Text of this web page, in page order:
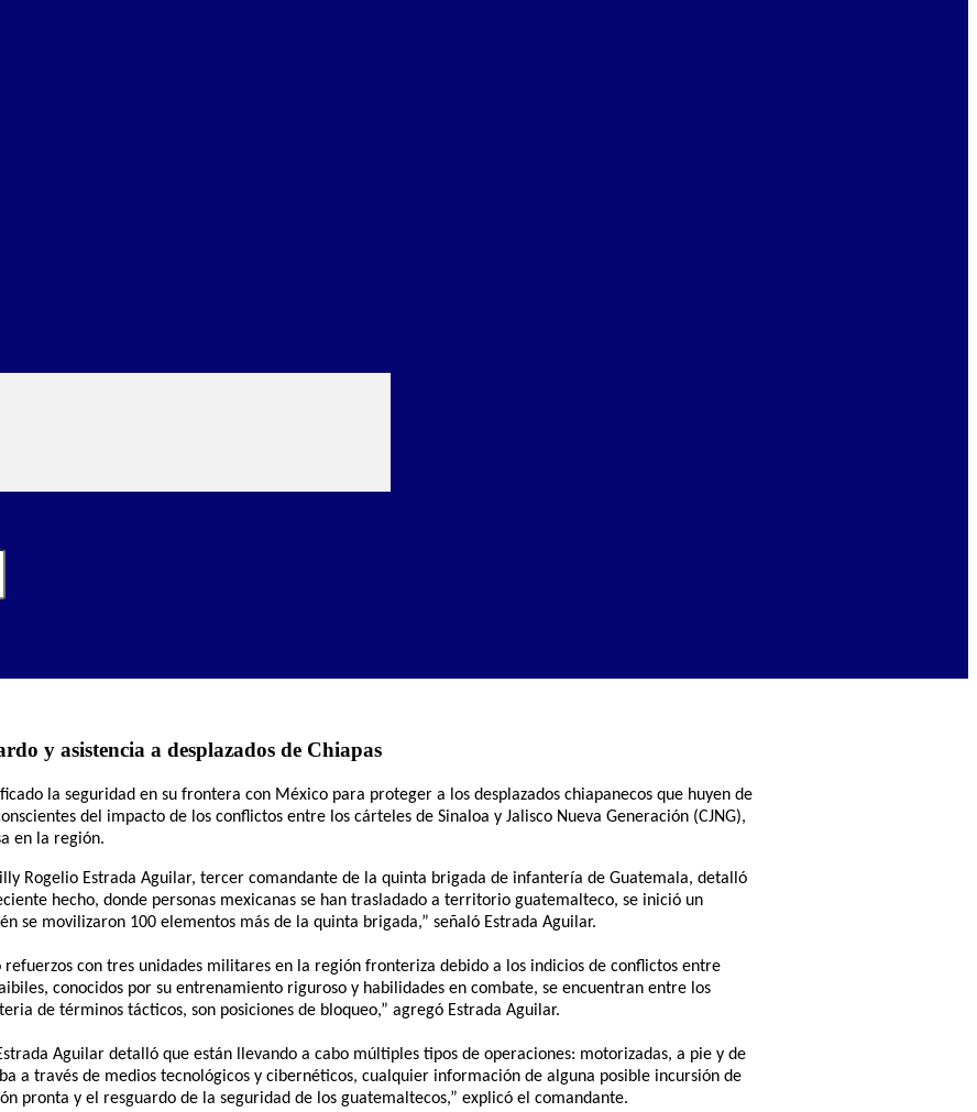
y asistencia a desplazados de Chiapas
la seguridad en su frontera con México para proteger a los desplazados chiapanecos que huyen de
del impacto de los conflictos entre los cárteles de Sinaloa y Jalisco Nueva Generación (CJNG),
en la región.
Rogelio Estrada Aguilar, tercer comandante de la quinta brigada de infantería de Guatemala, detalló
hecho, donde personas mexicanas se han trasladado a territorio guatemalteco, se inició un
se movilizaron 100 elementos más de la quinta brigada,” señaló Estrada Aguilar.
con tres unidades militares en la región fronteriza debido a los indicios de conflictos entre
conocidos por su entrenamiento riguroso y habilidades en combate, se encuentran entre los
de términos tácticos, son posiciones de bloqueo,” agregó Estrada Aguilar.
Aguilar detalló que están llevando a cabo múltiples tipos de operaciones: motorizadas, a pie y de
a través de medios tecnológicos y cibernéticos, cualquier información de alguna posible incursión de
pronta y el resguardo de la seguridad de los guatemaltecos,” explicó el comandante.